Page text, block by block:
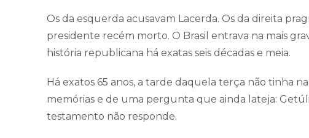
Os da esquerda acusavam Lacerda. Os da direita
presidente recém morto. O Brasil entrava na mais
história republicana há exatas seis décadas e meia.
Há exatos 65 anos, a tarde daquela terça não tinha
memórias e de uma pergunta que ainda lateja:
testamento não responde.